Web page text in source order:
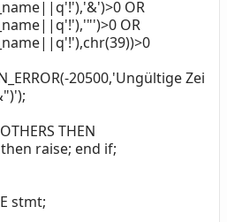
OR
OR
20500,'Ungültige Zei
THEN
raise; end if;
stmt;